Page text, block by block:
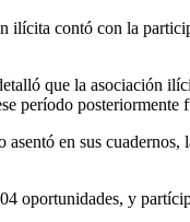
ilícita contó con la
que la asociación
período posteriormente
en sus
oportunidades, y